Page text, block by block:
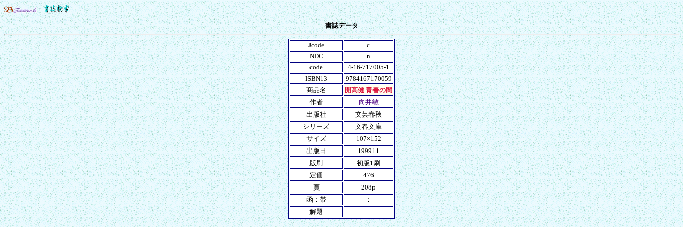
書誌データ
Jcode
c
NDC
n
code
4-16-717005-1
ISBN13
9784167170059
商品名
開高健 青春の闇
作者
向井敏
出版社
文芸春秋
シリーズ
文春文庫
サイズ
107×152
出版日
199911
版刷
初版1刷
定価
476
頁
208p
函：帯
-：-
解題
-